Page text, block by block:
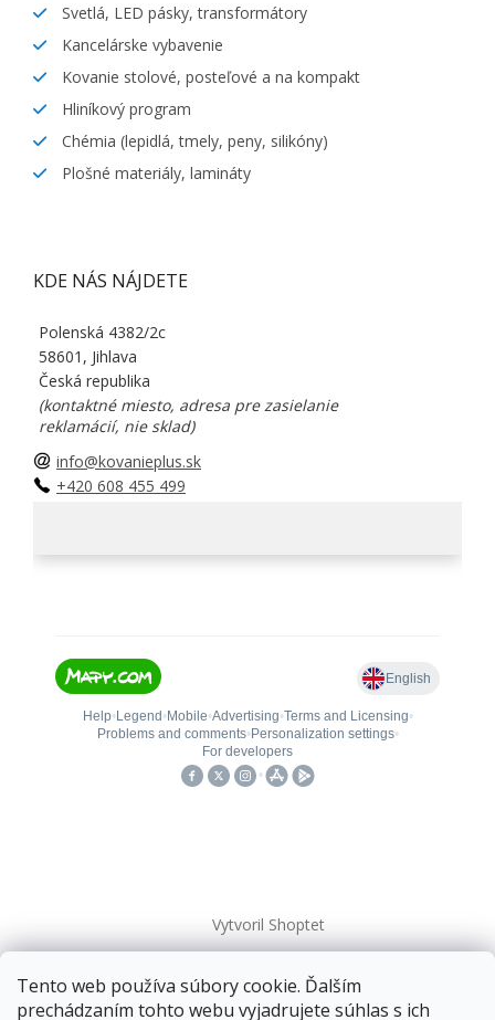
Tento web používa súbory cookie. Ďalším
prechádzaním tohto webu vyjadrujete súhlas s ich
Svetlá, LED pásky, transformátory
Kancelárske vybavenie
Kovanie stolové, posteľové a na kompakt
Hliníkový program
Chémia (lepidlá, tmely, peny, silikóny)
Plošné materiály, lamináty
KDE NÁS NÁJDETE
Polenská 4382/2c
58601, Jihlava
Česká republika
(kontaktné miesto, adresa pre zasielanie
reklamácií, nie sklad)
info@kovanieplus.sk
+420 608 455 499
Vytvoril Shoptet
Copyright 2026kovanieplus. Všetky práva vyhradené.